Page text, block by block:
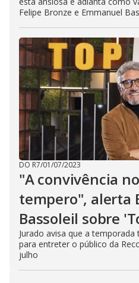
Felipe Bronze e Emmanuel
DO R7/01/07/2023
"A convivência
tempero", alerta
Bassoleil sobre
Jurado avisa que a
para entreter o público da
julho